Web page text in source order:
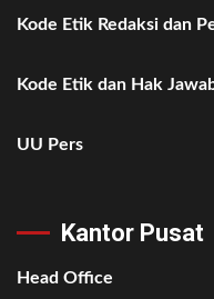
Kode Etik Redaksi dan
Kode Etik dan Hak
UU Pers
Kantor Pusat
Head Office